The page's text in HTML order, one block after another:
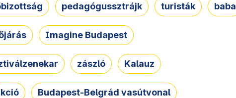
pedagógussztrájk turisták baba
Imagine Budapest
zászló Kalauz
Budapest-Belgrád vasútvonal